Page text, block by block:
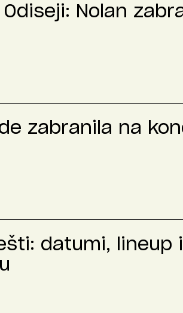
Nolan
zabranila na
datumi, lineup